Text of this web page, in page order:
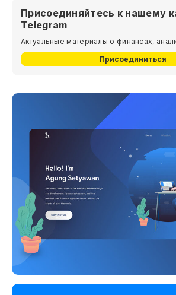
Присоединяйтесь к нашему
Telegram
Актуальные материалы о финансах,
Присоединиться